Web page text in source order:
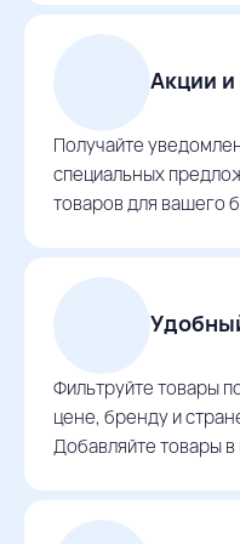
Акции
Получайте
специальных
товаров для вашего
Фильтруйте товары
цене, бренду и
Добавляйте товары